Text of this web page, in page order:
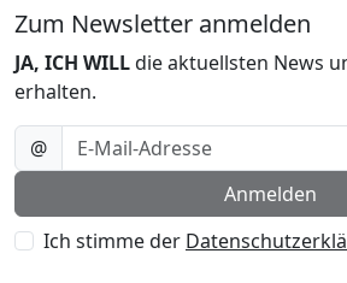
Zum Newsletter anmelden
JA, ICH WILLdie aktuellsten News
erhalten.
E-Mail-Adresse *
@
Anmelden
Ich stimme der